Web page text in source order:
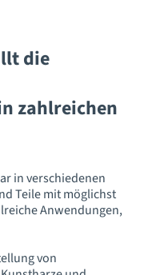
die
zahlreichen
in verschiedenen
Teile mit möglichst
Anwendungen,
von